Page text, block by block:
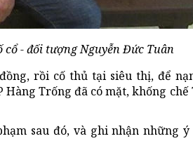
- đối tượng Nguyễn Đức Tuân
rồi cố thủ tại siêu thị, để
Hàng Trống đã có mặt, khống
sau đó, và ghi nhận những